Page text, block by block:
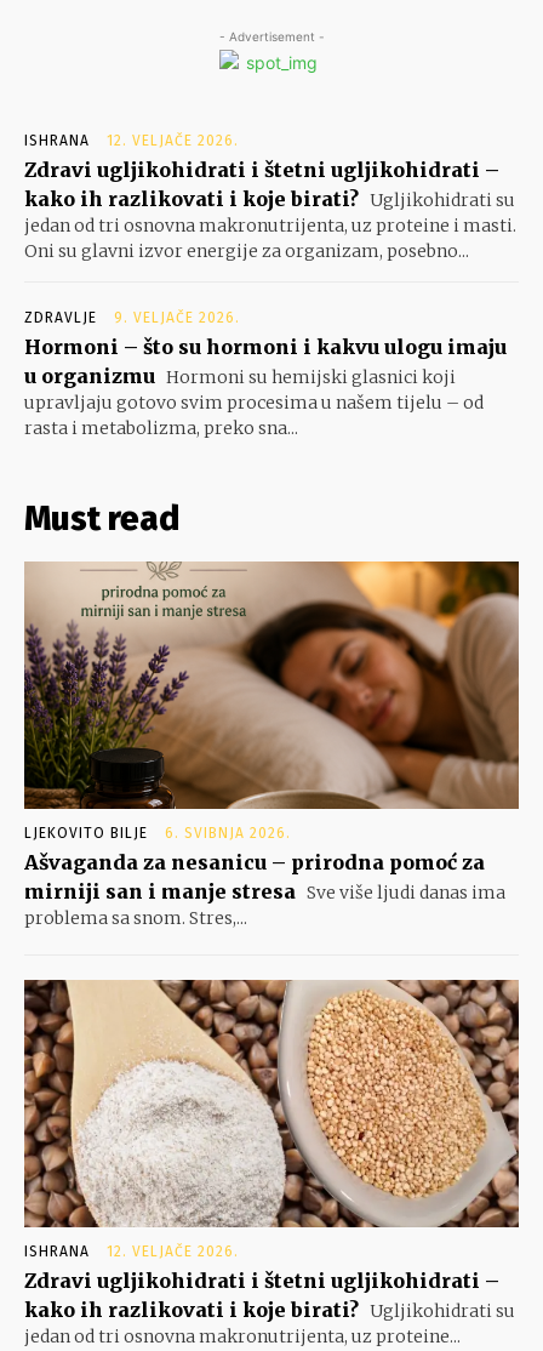
- Advertisement -
ISHRANA 12. VELJAČE 2026.
Zdravi ugljikohidrati i štetni ugljikohidrati –
kako ih razlikovati i koje birati? Ugljikohidrati su
jedan od tri osnovna makronutrijenta, uz proteine i masti.
Oni su glavni izvor energije za organizam, posebno...
ZDRAVLJE 9. VELJAČE 2026.
Hormoni – što su hormoni i kakvu ulogu imaju
u organizmu Hormoni su hemijski glasnici koji
upravljaju gotovo svim procesima u našem tijelu – od
rasta i metabolizma, preko sna...
Must read
LJEKOVITO BILJE 6. SVIBNJA 2026.
Ašvaganda za nesanicu – prirodna pomoć za
mirniji san i manje stresa Sve više ljudi danas ima
problema sa snom. Stres,...
ISHRANA 12. VELJAČE 2026.
Zdravi ugljikohidrati i štetni ugljikohidrati –
kako ih razlikovati i koje birati? Ugljikohidrati su
jedan od tri osnovna makronutrijenta, uz proteine...